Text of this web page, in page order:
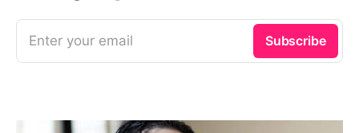
Enter your email Subscribe